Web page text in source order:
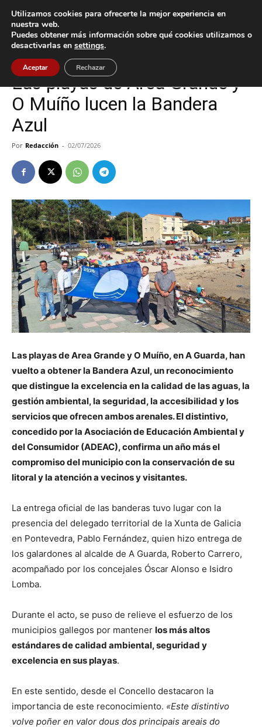
Inicio A Guarda
A Guarda
Las playas de Area Grande y
O Muíño lucen la Bandera
Azul
Por Redacción - 02/07/2026
Las playas de Area Grande y O Muíño, en A Guarda, han
vuelto a obtener la Bandera Azul, un reconocimiento
que distingue la excelencia en la calidad de las aguas, la
gestión ambiental, la seguridad, la accesibilidad y los
servicios que ofrecen ambos arenales. El distintivo,
concedido por la Asociación de Educación Ambiental y
del Consumidor (ADEAC), confirma un año más el
compromiso del municipio con la conservación de su
litoral y la atención a vecinos y visitantes.
La entrega oficial de las banderas tuvo lugar con la
presencia del delegado territorial de la Xunta de Galicia
en Pontevedra, Pablo Fernández, quien hizo entrega de
los galardones al alcalde de A Guarda, Roberto Carrero,
acompañado por los concejales Óscar Alonso e Isidro
Lomba.
Durante el acto, se puso de relieve el esfuerzo de los
municipios gallegos por mantener los más altos
estándares de calidad ambiental, seguridad y
excelencia en sus playas.
En este sentido, desde el Concello destacaron la
importancia de este reconocimiento. «Este distintivo
volve poñer en valor dous dos principais areais do
Utilizamos cookies para ofrecerte la mejor experiencia en
nuestra web.
Puedes obtener más información sobre qué cookies utilizamos o
desactivarlas en settings.
Aceptar Rechazar